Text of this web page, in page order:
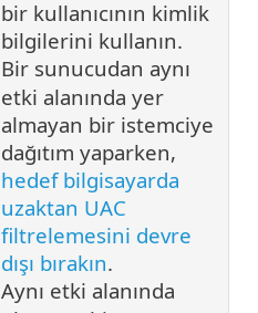
bir kullanıcının kimlik
bilgilerini kullanın.
Bir sunucudan aynı
etki alanında yer
almayan bir istemciye
dağıtım yaparken,
hedef bilgisayarda
uzaktan UAC
filtrelemesini devre
dışı bırakın.
Aynı etki alanında